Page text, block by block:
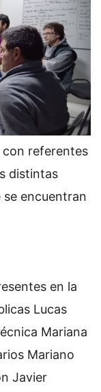
referentes
distintas
encuentran
en la
Lucas
Mariana
Mariano
Javier